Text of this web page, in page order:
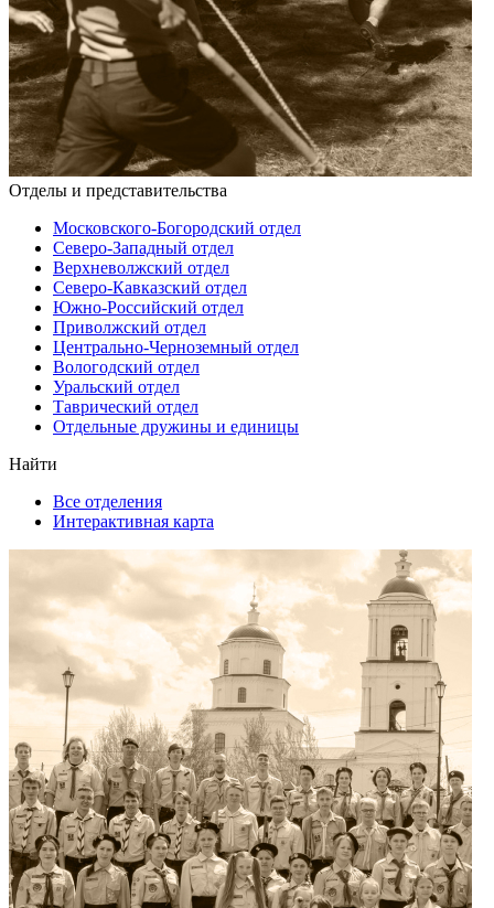
Отделы и представительства
Московского-Богородский отдел
Северо-Западный отдел
Верхневолжский отдел
Северо-Кавказский отдел
Южно-Российский отдел
Приволжский отдел
Центрально-Черноземный отдел
Вологодский отдел
Уральский отдел
Таврический отдел
Отдельные дружины и единицы
Найти
Все отделения
Интерактивная карта